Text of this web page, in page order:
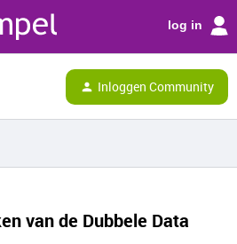
log in
Inloggen Community
van de Dubbele Data